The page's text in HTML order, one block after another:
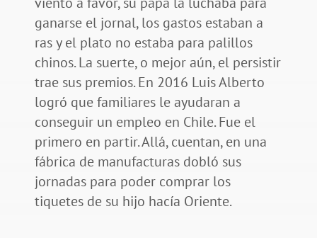
ganarse el jornal, los gastos estaban a
ras y el plato no estaba para palillos
chinos. La suerte, o mejor aún, el persistir
trae sus premios. En 2016 Luis Alberto
logró que familiares le ayudaran a
conseguir un empleo en Chile. Fue el
primero en partir. Allá, cuentan, en una
fábrica de manufacturas dobló sus
jornadas para poder comprar los
tiquetes de su hijo hacía Oriente.